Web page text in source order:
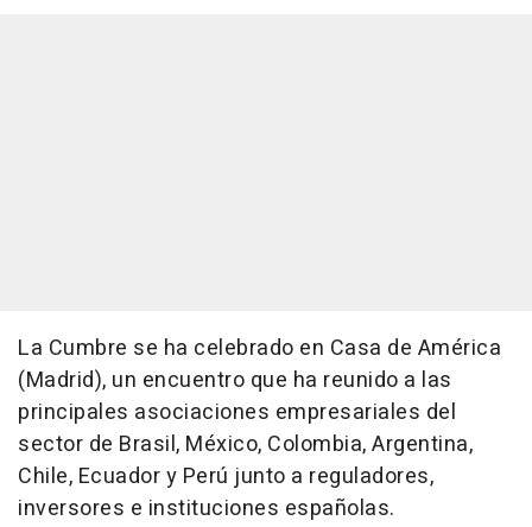
La Cumbre se ha celebrado en Casa de América
(Madrid), un encuentro que ha reunido a las
principales asociaciones empresariales del
sector de Brasil, México, Colombia, Argentina,
Chile, Ecuador y Perú junto a reguladores,
inversores e instituciones españolas.